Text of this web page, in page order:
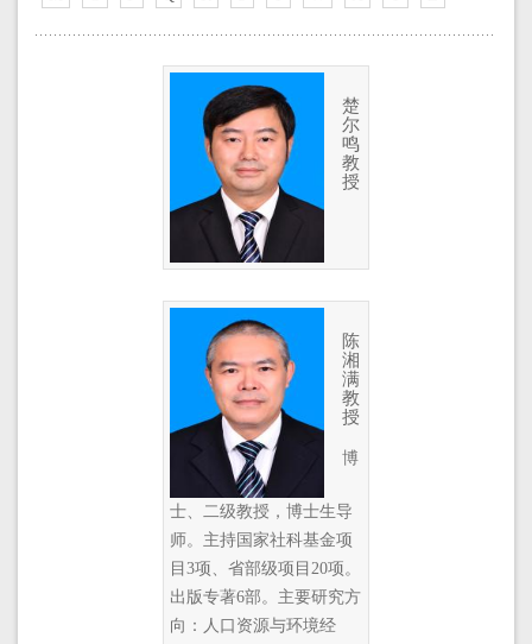
楚
尔
鸣
教
授
陈
湘
满
教
授
博
士、二级教授，博士生导
师。主持国家社科基金项
目3项、省部级项目20项。
出版专著6部。主要研究方
向：人口资源与环境经